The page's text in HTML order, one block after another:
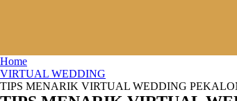
Home
VIRTUAL WEDDING
TIPS MENARIK VIRTUAL WEDDING